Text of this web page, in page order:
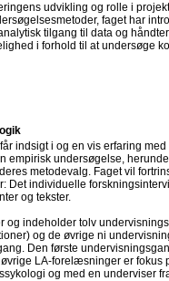
udvikling og rolle i
faget har
tilgang til data og
i forhold til at undersøge
indsigt i og en vis erfaring
empirisk undersøgelse,
metodevalg. Faget vil
Det individuelle
og tekster.
og indeholder tolv
og de øvrige ni
Den første
LA-forelæsninger er fokus
og med en underviser